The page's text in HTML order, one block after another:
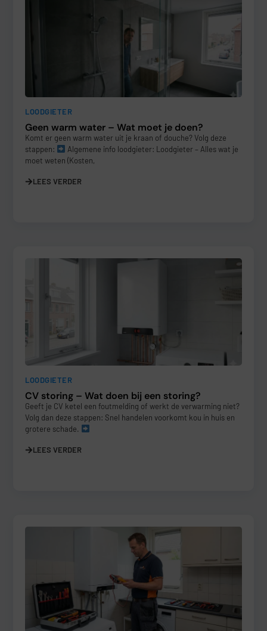
LOODGIETER
Geen warm water – Wat moet je doen?
Komt er geen warm water uit je kraan of douche? Volg deze
stappen:
Algemene info loodgieter: Loodgieter – Alles wat je
moet weten (Kosten,
LEES VERDER
LOODGIETER
CV storing – Wat doen bij een storing?
Geeft je CV ketel een foutmelding of werkt de verwarming niet?
Volg dan deze stappen: Snel handelen voorkomt kou in huis en
grotere schade.
LEES VERDER